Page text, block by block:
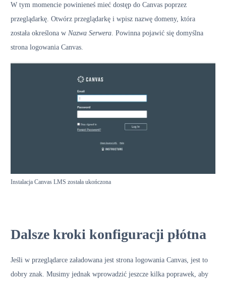
W tym momencie powinieneś mieć dostęp do Canvas poprzez
przeglądarkę. Otwórz przeglądarkę i wpisz nazwę domeny, która
została określona w Nazwa Serwera . Powinna pojawić się domyślna
strona logowania Canvas.
Instalacja Canvas LMS została ukończona
Dalsze kroki konfiguracji płótna
Jeśli w przeglądarce załadowana jest strona logowania Canvas, jest to
dobry znak. Musimy jednak wprowadzić jeszcze kilka poprawek, aby